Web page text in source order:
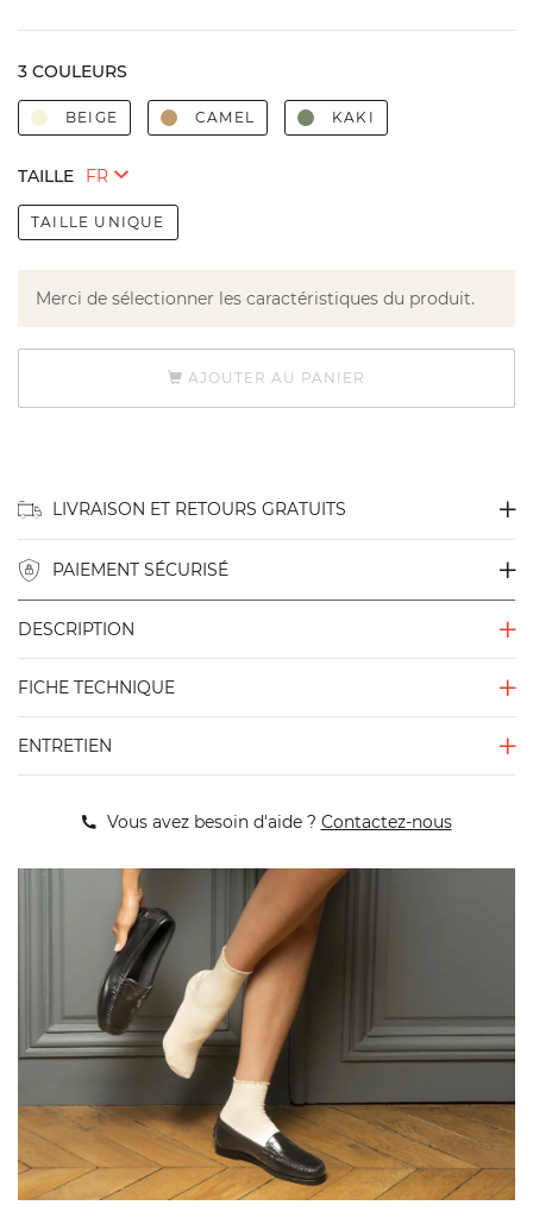
3 COULEURS
BEIGE CAMEL KAKI
TAILLE
TAILLE UNIQUE
Merci de sélectionner les caractéristiques du produit.
AJOUTER AU PANIER
LIVRAISON ET RETOURS GRATUITS
PAIEMENT SÉCURISÉ
DESCRIPTION
FICHE TECHNIQUE
ENTRETIEN
Vous avez besoin d'aide ? Contactez-nous